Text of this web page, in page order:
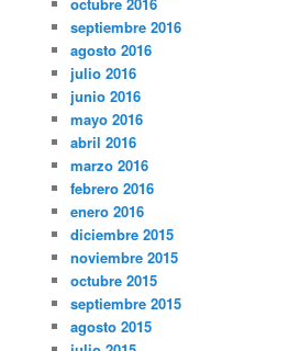
octubre 2016
septiembre 2016
agosto 2016
julio 2016
junio 2016
mayo 2016
abril 2016
marzo 2016
febrero 2016
enero 2016
diciembre 2015
noviembre 2015
octubre 2015
septiembre 2015
agosto 2015